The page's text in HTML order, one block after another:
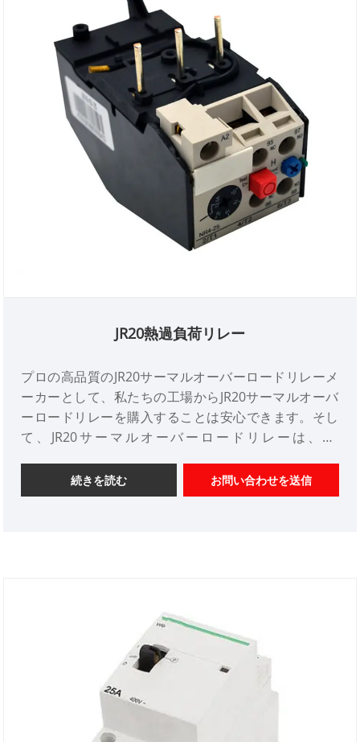
JR20熱過負荷リレー
プロの高品質のJR20サーマルオーバーロードリレーメ
ーカーとして、私たちの工場からJR20サーマルオーバ
ーロードリレーを購入することは安心できます。そし
て、JR20サーマルオーバーロードリレーは、AC
えた回路に適しています。
続きを読む お問い合わせを送信